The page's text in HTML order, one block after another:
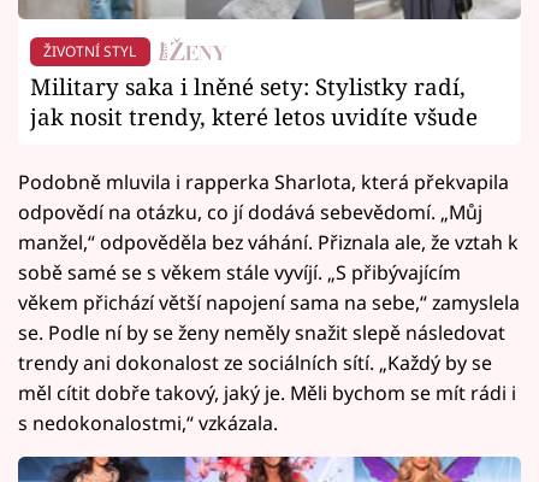
ŽIVOTNÍ STYL
Military saka i lněné sety: Stylistky radí,
jak nosit trendy, které letos uvidíte všude
Podobně mluvila i rapperka Sharlota, která překvapila
odpovědí na otázku, co jí dodává sebevědomí. „Můj
manžel,“ odpověděla bez váhání. Přiznala ale, že vztah k
sobě samé se s věkem stále vyvíjí. „S přibývajícím
věkem přichází větší napojení sama na sebe,“ zamyslela
se. Podle ní by se ženy neměly snažit slepě následovat
trendy ani dokonalost ze sociálních sítí. „Každý by se
měl cítit dobře takový, jaký je. Měli bychom se mít rádi i
s nedokonalostmi,“ vzkázala.